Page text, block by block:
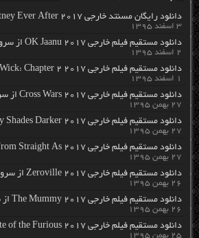
دانلود رایگان مسنتد خارجی Britney Ever After 2017 با لینک مستقیم
۳ اسفند ۱۳۹۵
دانلود مستقیم فیلم خارجی OK Jaanu 2017 از سرور سایت
۲ اسفند ۱۳۹۵
دانلود مستقیم فیلم خارجی John Wick: Chapter 2 2017 از سرور سایت
۱ اسفند ۱۳۹۵
دانلود مستقیم فیلم خارجی Cross Wars 2017 از سرور سایت
۲۷ بهمن ۱۳۹۵
دانلود مستقیم فیلم خارجی Fifty Shades Darker 2017 از سرور سایت
۲۷ بهمن ۱۳۹۵
دانلود مستقیم فیلم خارجی From Straight As 2017 از سرور سایت
۲۷ بهمن ۱۳۹۵
دانلود مستقیم فیلم خارجی Zeroville 2017 از سرور سایت
۲۶ بهمن ۱۳۹۵
دانلود مستقیم فیلم خارجی The Mummy 2017 از سرور سایت
۲۶ بهمن ۱۳۹۵
دانلود مستقیم فیلم خارجی The Fate of the Furious 2017 از سرور سایت
۲۵ بهمن ۱۳۹۵